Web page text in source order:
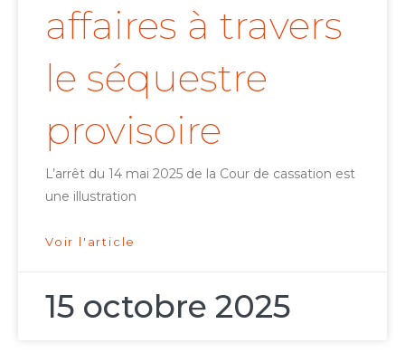
affaires à travers
le séquestre
provisoire
L’arrêt du 14 mai 2025 de la Cour de cassation est
une illustration
Voir l'article
15 octobre 2025